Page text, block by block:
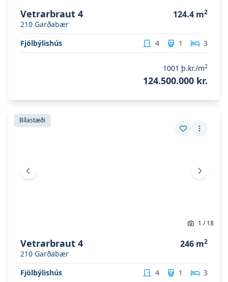
Vetrarbraut 4
210 Garðabær
124.4 m2
Fjölbýlishús 4 1 3
1001 þ.kr./m2
124.500.000 kr.
Skoða eignina
Bílastæði
Vista eign
Fleiri
Skoða eignina
Fyrri mynd Næsta
1 /18
Vetrarbraut 4
210 Garðabær
246 m2
Fjölbýlishús 4 1 3